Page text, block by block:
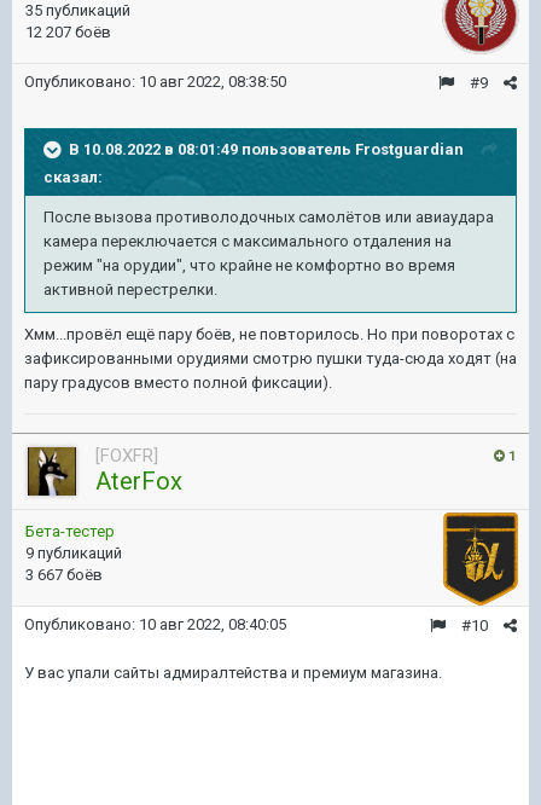
35 публикаций
12 207 боёв
#9
Опубликовано: 10 авг 2022, 08:38:50
В 10.08.2022 в 08:01:49 пользователь Frostguardian
сказал:
После вызова противолодочных самолётов или авиаудара
камера переключается с максимального отдаления на
режим "на орудии", что крайне не комфортно во время
активной перестрелки.
Хмм...провёл ещё пару боёв, не повторилось. Но при поворотах с
зафиксированными орудиями смотрю пушки туда-сюда ходят (на
пару градусов вместо полной фиксации).
1
[FOXFR]
AterFox
Бета-тестер
9 публикаций
3 667 боёв
#10
Опубликовано: 10 авг 2022, 08:40:05
У вас упали сайты адмиралтейства и премиум магазина.